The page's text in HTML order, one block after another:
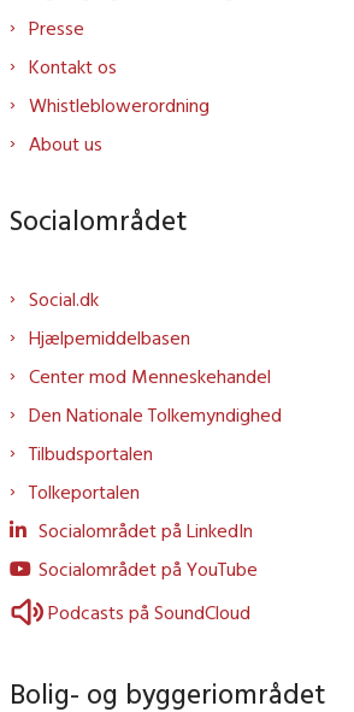
Presse
Kontakt os
Whistleblowerordning
About us
Socialområdet
Social.dk
Hjælpemiddelbasen
Center mod Menneskehandel
Den Nationale Tolkemyndighed
Tilbudsportalen
Tolkeportalen
Socialområdet på LinkedIn
Socialområdet på YouTube
Podcasts på SoundCloud
Bolig- og byggeriområdet